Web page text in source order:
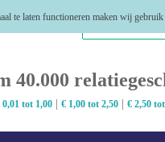
40.000
0,01 tot 1,00| € 1,00 tot 2,50| € 2,50
te laten functioneren maken wij